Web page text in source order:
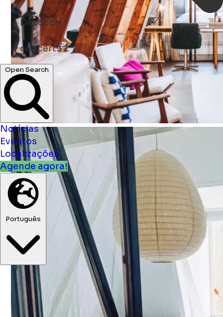
Descobrir
concerts ...
Open Search
Notícias
Eventos
Localizações
Agende agora!
Português